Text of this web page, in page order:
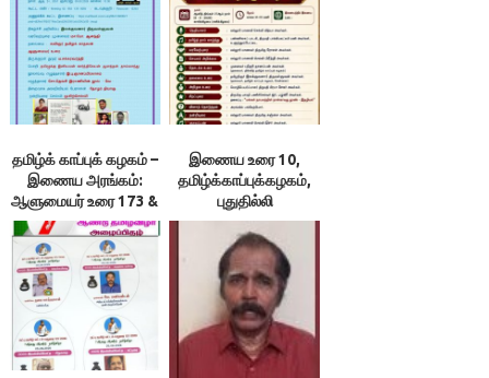
தமிழ்க் காப்புக் கழகம் –
இணைய அரங்கம்:
ஆளுமையர் உரை 173 &
174 ; நூலரங்கம்
இணைய உரை 10,
தமிழ்க்காப்புக்கழகம்,
புதுதில்லி